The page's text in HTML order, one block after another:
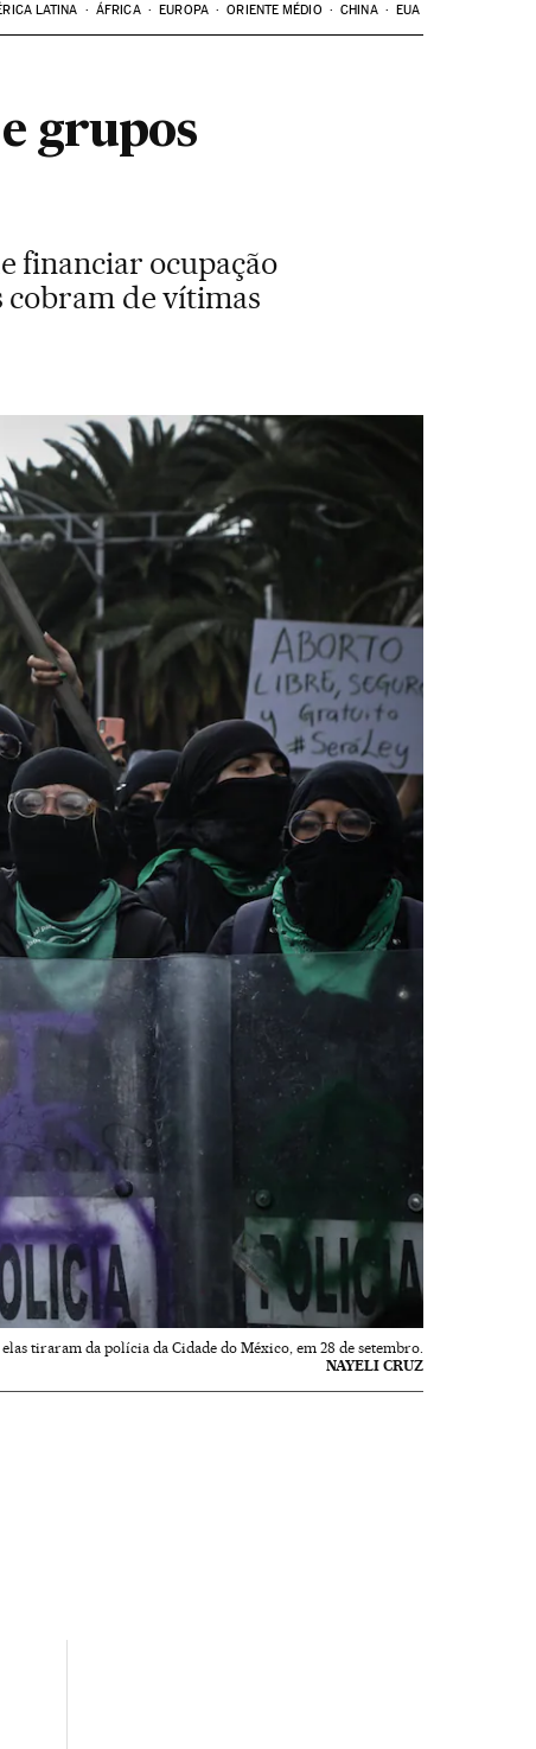
LATINA ÁFRICA EUROPA ORIENTE MÉDIO CHINA EUA
grupos
financiar ocupação
cobram de vítimas
tiraram da polícia da Cidade do México, em 28 de setembro.
NAYELI CRUZ